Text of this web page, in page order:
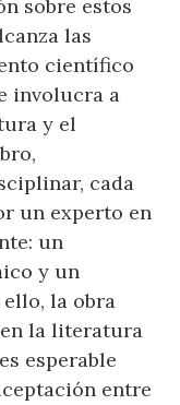
sobre estos
las
científico
involucra a
y el
cada
un experto en
un
y un
la obra
la literatura
esperable
entre